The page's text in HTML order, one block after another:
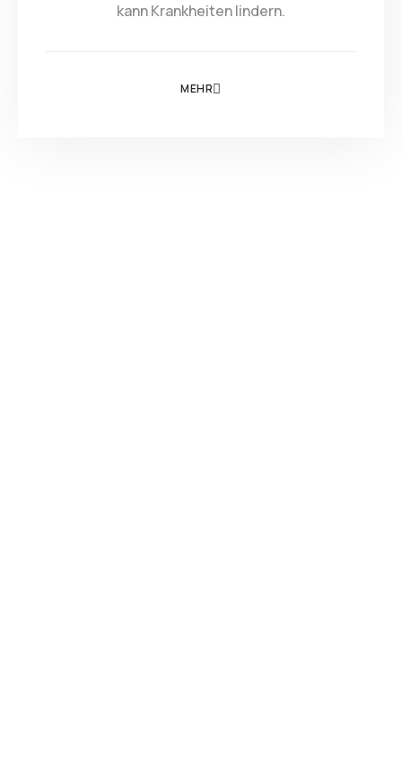
kann Krankheiten lindern.
MEHR